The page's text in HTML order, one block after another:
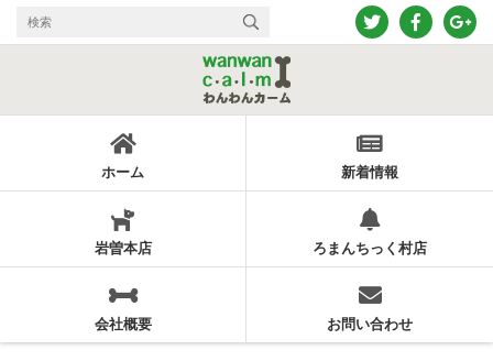
ホーム 新着情報
岩曽本店 ろまんちっく村店
会社概要 お問い合わせ